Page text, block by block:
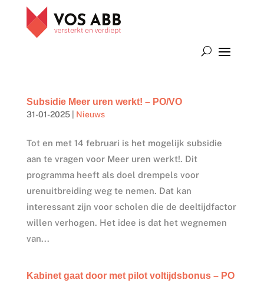
Subsidie Meer uren werkt! – PO/VO
31-01-2025| Nieuws
Tot en met 14 februari is het mogelijk subsidie
aan te vragen voor Meer uren werkt!. Dit
programma heeft als doel drempels voor
urenuitbreiding weg te nemen. Dat kan
interessant zijn voor scholen die de deeltijdfactor
willen verhogen. Het idee is dat het wegnemen
van...
Kabinet gaat door met pilot voltijdsbonus – PO